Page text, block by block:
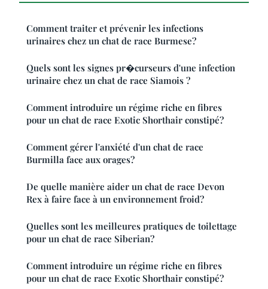
Comment traiter et prévenir les infections
urinaires chez un chat de race Burmese?
Quels sont les signes pr�curseurs d'une infection
urinaire chez un chat de race Siamois ?
Comment introduire un régime riche en fibres
pour un chat de race Exotic Shorthair constipé?
Comment gérer l'anxiété d'un chat de race
Burmilla face aux orages?
De quelle manière aider un chat de race Devon
Rex à faire face à un environnement froid?
Quelles sont les meilleures pratiques de toilettage
pour un chat de race Siberian?
Comment introduire un régime riche en fibres
pour un chat de race Exotic Shorthair constipé?